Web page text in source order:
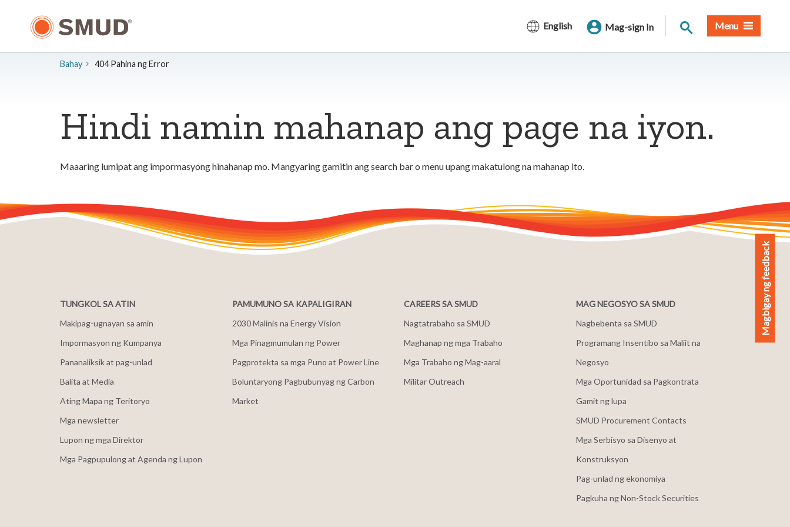
Pangunahing
English Mag-sign In Paghahanap sa Site
Menu
Bahay 404 Pahina ng Error
Hindi namin mahanap ang page na iyon.
Maaaring lumipat ang impormasyong hinahanap mo. Mangyaring gamitin ang search bar o menu upang makatulong na mahanap ito.
TUNGKOL SA ATIN
Makipag-ugnayan sa amin
Impormasyon ng Kumpanya
Pananaliksik at pag-unlad
Balita at Media
Ating Mapa ng Teritoryo
Mga newsletter
Lupon ng mga Direktor
Mga Pagpupulong at Agenda ng Lupon
PAMUMUNO SA KAPALIGIRAN
2030 Malinis na Energy Vision
Mga Pinagmumulan ng Power
Pagprotekta sa mga Puno at Power Line
Boluntaryong Pagbubunyag ng Carbon
Market
CAREERS SA SMUD
Nagtatrabaho sa SMUD
Maghanap ng mga Trabaho
Mga Trabaho ng Mag-aaral
Militar Outreach
MAG NEGOSYO SA SMUD
Nagbebenta sa SMUD
Programang Insentibo sa Maliit na
Negosyo
Mga Oportunidad sa Pagkontrata
Gamit ng lupa
SMUD Procurement Contacts
Mga Serbisyo sa Disenyo at
Konstruksyon
Pag-unlad ng ekonomiya
Pagkuha ng Non-Stock Securities
Magbigay ng feedback